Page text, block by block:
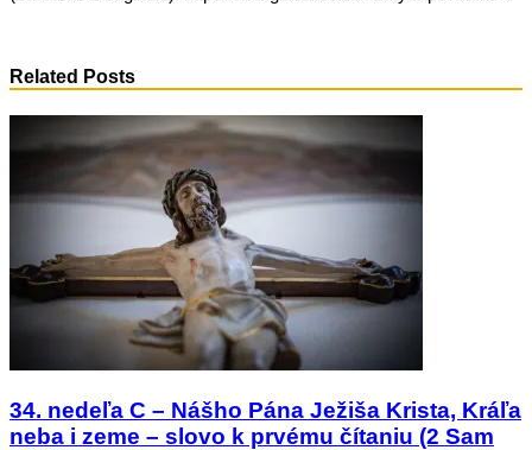
Related Posts
34. nedeľa C – Nášho Pána Ježiša Krista, Kráľa
neba i zeme – slovo k prvému čítaniu (2 Sam